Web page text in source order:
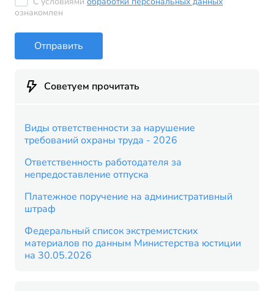
ознакомлен
Отправить
Советуем прочитать
Виды ответственности за нарушение
требований охраны труда - 2026
Ответственность работодателя за
непредоставление отпуска
Платежное поручение на административный
штраф
Федеральный список экстремистских
материалов по данным Министерства юстиции
на 30.05.2026